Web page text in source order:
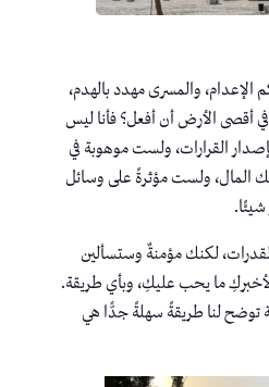
والمسرى مهدد بالهدم،
في أقصى الأرض أن أفعل؟ فأنا ليس
القرارات، ولست موهوبة في
المال، ولست مؤثرةً على وسائل
لكنك مؤمنةٌ وستسألين
ما يحب عليكِ، وبأي طريقة.
توضح لنا طريقةً سهلةً جدًّا هي